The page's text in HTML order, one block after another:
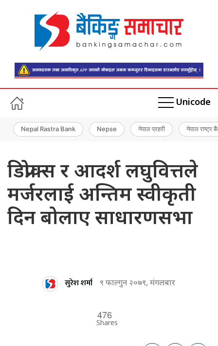
Unicode
Nepal Rastra Bank Nepse नेपाल प्रहरी नेपाल राष्ट्र
डिप्रोक्स र आदर्श लघुवित्तले
मर्जरलाई अन्तिम स्वीकृती
दिन बोलाए साधारणसभा
सुरेश शर्मा ९ फाल्गुन २०७९, मंगलबार
476
Shares